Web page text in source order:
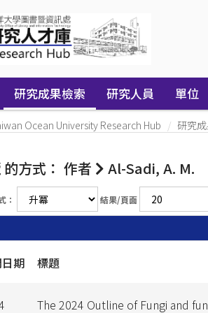
研究成果檢索 研究人員 單位
Ocean University Research Hub 研究
的方式： 作者 Al-Sadi, A. M.
： 結果/頁面
期 標題
The 2024 Outline of Fungi and